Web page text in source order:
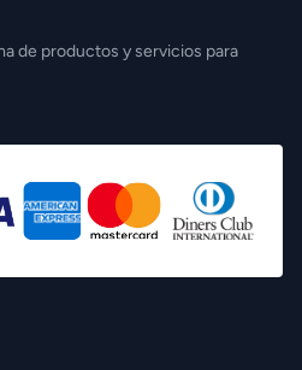
de productos y servicios para